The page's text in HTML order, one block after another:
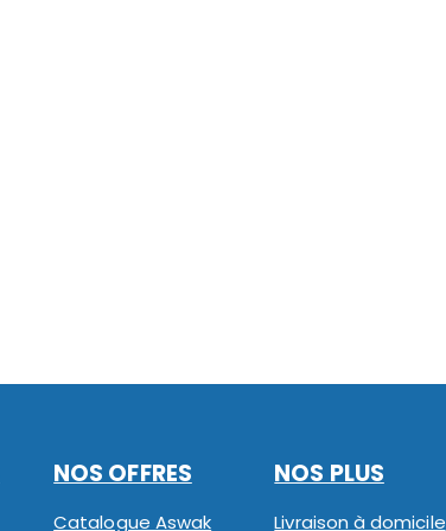
NOS OFFRES
Catalogue Aswak
NOS PLUS
Livraison à domicile